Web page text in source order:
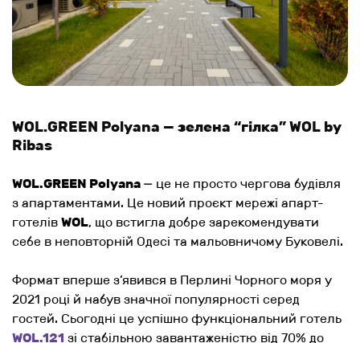
WOL.GREEN Polyana — зелена “гілка” WOL by
Ribas
WOL.GREEN Polyana — це не просто чергова будівля
з апартаментами. Це новий проєкт мережі апарт-
готелів WOL, що встигла добре зарекомендувати
себе в неповторній Одесі та мальовничому Буковелі.
Формат вперше з’явився в Перлині Чорного моря у
2021 році й набув значної популярності серед
гостей. Сьогодні це успішно функціональний готель
WOL.121 зі стабільною завантаженістю від 70% до